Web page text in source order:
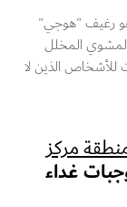
"هوجي"
الذين لا
مركز